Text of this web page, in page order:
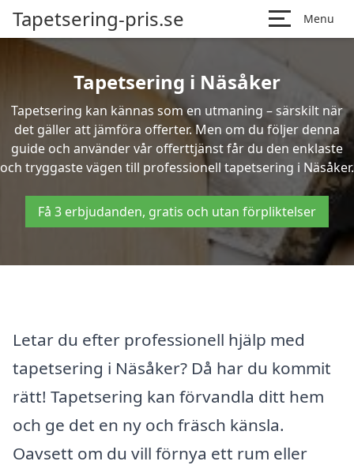
Tapetsering-pris.se Menu
Tapetsering i Näsåker
Tapetsering kan kännas som en utmaning – särskilt när
det gäller att jämföra offerter. Men om du följer denna
guide och använder vår offerttjänst får du den enklaste
och tryggaste vägen till professionell tapetsering i Näsåker.
Få 3 erbjudanden, gratis och utan förpliktelser
Letar du efter professionell hjälp med
tapetsering i Näsåker? Då har du kommit
rätt! Tapetsering kan förvandla ditt hem
och ge det en ny och fräsch känsla.
Oavsett om du vill förnya ett rum eller